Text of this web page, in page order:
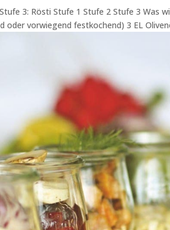
3: Rösti Stufe 1 Stufe 2 Stufe 3 Was
oder vorwiegend festkochend) 3 EL